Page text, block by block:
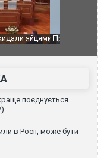
у полон
Салаха
Одесу
ураганним
поєднується
в Росії, може бути